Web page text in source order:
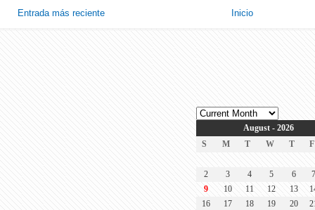
Entrada más reciente Inicio
August - 2026
S
M T W T F
2 3 4 5 6
9
10 11 12 13
16
17 18 19 20